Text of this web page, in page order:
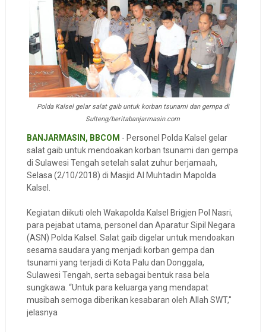
Polda Kalsel gelar salat gaib untuk korban tsunami dan gempa di
Sulteng/beritabanjarmasin.com
BANJARMASIN, BBCOM - Personel Polda Kalsel gelar
salat gaib untuk mendoakan korban tsunami dan gempa
di Sulawesi Tengah setelah salat zuhur berjamaah,
Selasa (2/10/2018) di Masjid Al Muhtadin Mapolda
Kalsel.
Kegiatan diikuti oleh Wakapolda Kalsel Brigjen Pol Nasri,
para pejabat utama, personel dan Aparatur Sipil Negara
(ASN) Polda Kalsel. Salat gaib digelar untuk mendoakan
sesama saudara yang menjadi korban gempa dan
tsunami yang terjadi di Kota Palu dan Donggala,
Sulawesi Tengah, serta sebagai bentuk rasa bela
sungkawa. “Untuk para keluarga yang mendapat
musibah semoga diberikan kesabaran oleh Allah SWT,"
jelasnya